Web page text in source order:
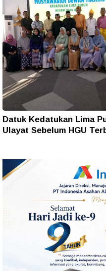
Datuk Kedatukan Lima
Ulayat Sebelum HGU